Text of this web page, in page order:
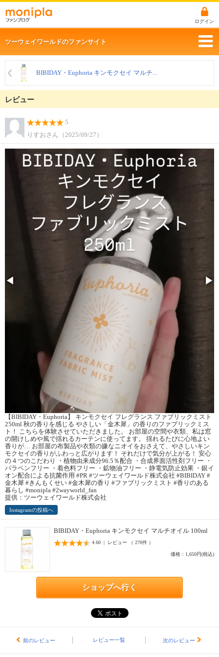
ログイン
ツーウェイワールドのファンサイト
BIBIDAY・Euphoria キンモクセイ マルチ...
レビュー
5
りすおさん（2025/09/27）
◀ ▶
【BIBIDAY・Euphoria】 キンモクセイ フレグランス ファブリックミスト
250ml 秋の香りを感じる やさしい「金木犀」の香りのファブリックミス
ト！ こちらを体験させていただきました。 お部屋の空間や衣類、私は窓
の開けしめや風で揺れるカーテンに使ってます。 揺れるたびに心地よい
香りが… お部屋の布製品や衣類の嫌なニオイをおさえて、やさしいキン
モクセイの香りがふわっと広がります！ それだけで気分が上がる！ 安心
の４つのこだわり ・植物由来成分96.5％配合 ・合成界面活性剤フリー ・
パラベンフリー ・着色料フリー ・鉱物油フリー ・静電気防止効果 ・銀イ
オン配合による抗菌作用 #PR #ツーウェイワールド株式会社 #BIBIDAY #
金木犀 #きんもくせい #金木犀の香り #ファブリックミスト #香りのある
暮らし #monipla #2wayworld_fan
提供：ツーウェイワールド株式会社
Instagramの投稿へ
BIBIDAY・Euphoria キンモクセイ マルチオイル 100ml
4.60 | レビュー （ 270件 ）
価格：1,650円(税込)
ショップへ行く
前のレビュー レビュー一覧 次のレビュー